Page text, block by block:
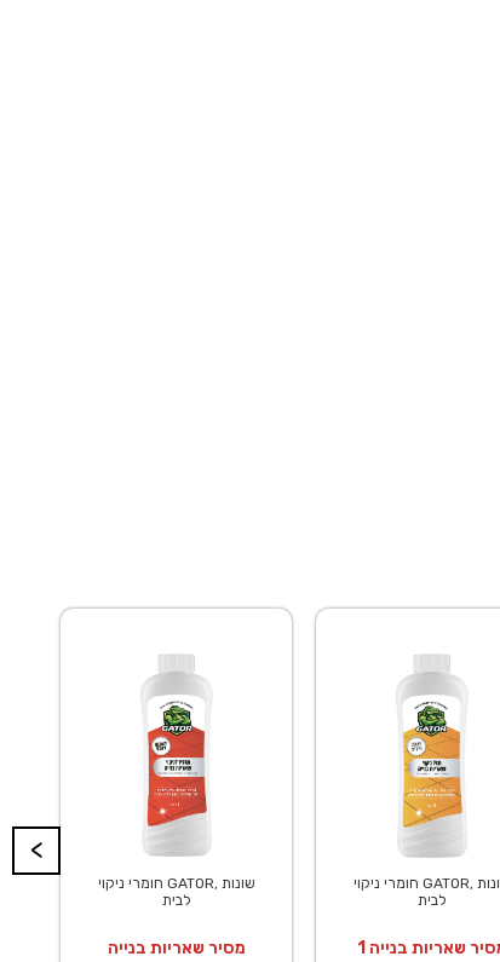
חומרי ניקוי GATOR, שונות
לבית
מסיר שאריות בנייה 1
חומרי ניקוי GATOR, שונות
לבית
מסיר שאריות בנייה
<